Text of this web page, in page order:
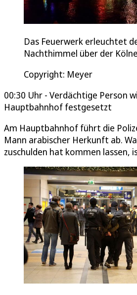
Das Feuerwerk erleuchtet
Nachthimmel über der
Copyright: Meyer
00:30 Uhr - Verdächtige Person
Hauptbahnhof festgesetzt
Am Hauptbahnhof führt die
Mann arabischer Herkunft ab.
zuschulden hat kommen lassen,